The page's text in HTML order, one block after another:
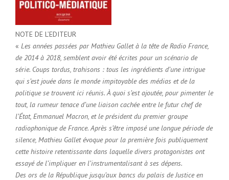
NOTE DE L’EDITEUR
« Les années passées par Mathieu Gallet à la tête de Radio France,
de 2014 à 2018, semblent avoir été écrites pour un scénario de
série. Coups tordus, trahisons : tous les ingrédients d’une intrigue
qui s’est jouée dans le monde impitoyable des médias et de la
politique se trouvent ici réunis. À quoi s’est ajoutée, pour pimenter le
tout, la rumeur tenace d’une liaison cachée entre le futur chef de
l’État, Emmanuel Macron, et le président du premier groupe
radiophonique de France. Après s’être imposé une longue période de
silence, Mathieu Gallet évoque pour la première fois publiquement
cette histoire retentissante dans laquelle divers protagonistes ont
essayé de l’impliquer en l’instrumentalisant à ses dépens.
Des ors de la République jusqu’aux bancs du palais de Justice en